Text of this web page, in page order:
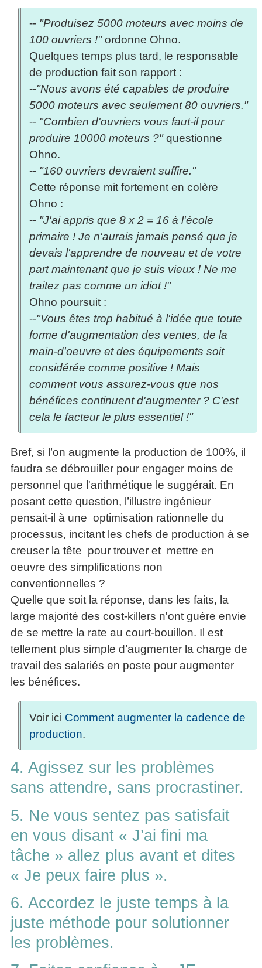
-- "Produisez 5000 moteurs avec moins de
100 ouvriers !"ordonne Ohno.
Quelques temps plus tard, le responsable
de production fait son rapport :
--"Nous avons été capables de produire
5000 moteurs avec seulement 80 ouvriers."
-- "Combien d'ouvriers vous faut-il pour
produire 10000 moteurs ?"questionne
Ohno.
-- "160 ouvriers devraient suffire."
Cette réponse mit fortement en colère
Ohno :
-- "J'ai appris que 8 x 2 = 16 à l'école
primaire ! Je n'aurais jamais pensé que je
devais l'apprendre de nouveau et de votre
part maintenant que je suis vieux ! Ne me
traitez pas comme un idiot !"
Ohno poursuit :
--"Vous êtes trop habitué à l'idée que toute
forme d'augmentation des ventes, de la
main-d'oeuvre et des équipements soit
considérée comme positive ! Mais
comment vous assurez-vous que nos
bénéfices continuent d'augmenter ? C'est
cela le facteur le plus essentiel !"
Bref, si l’on augmente la production de 100%, il
faudra se débrouiller pour engager moins de
personnel que l'arithmétique le suggérait. En
posant cette question, l’illustre ingénieur
pensait-il à une optimisation rationnelle du
processus, incitant les chefs de production à se
creuser la tête pour trouver et mettre en
oeuvre des simplifications non
conventionnelles ?
Quelle que soit la réponse, dans les faits, la
large majorité des cost-killers n'ont guère envie
de se mettre la rate au court-bouillon. Il est
tellement plus simple d’augmenter la charge de
travail des salariés en poste pour augmenter
les bénéfices.
Voir ici Comment augmenter la cadence de
production.
4. Agissez sur les problèmes
sans attendre, sans procrastiner.
5. Ne vous sentez pas satisfait
en vous disant « J’ai fini ma
tâche » allez plus avant et dites
« Je peux faire plus ».
6. Accordez le juste temps à la
juste méthode pour solutionner
les problèmes.